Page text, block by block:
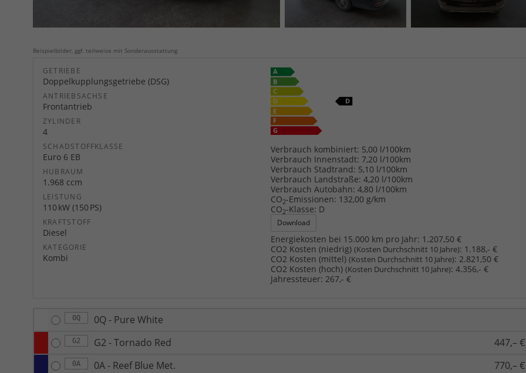
Beispielbilder, ggf. teilweise mit Sonderausstattung
GETRIEBE
Doppelkupplungsgetriebe (DSG)
ANTRIEBSACHSE
Frontantrieb
ZYLINDER
4
SCHADSTOFFKLASSE
Euro 6 EB
HUBRAUM
1.968 ccm
LEISTUNG
110 kW (150 PS)
KRAFTSTOFF
Diesel
KATEGORIE
Kombi
Verbrauch kombiniert: 5,00 l/100km
Verbrauch Innenstadt: 7,20 l/100km
Verbrauch Stadtrand: 5,10 l/100km
Verbrauch Landstraße: 4,20 l/100km
Verbrauch Autobahn: 4,80 l/100km
CO2-Emissionen: 132,00 g/km
CO2-Klasse: D
Download
Energiekosten bei 15.000 km pro Jahr: 1.207,50 €
CO2 Kosten (niedrig) (Kosten Durchschnitt 10 Jahre): 1.188,- €
CO2 Kosten (mittel) (Kosten Durchschnitt 10 Jahre): 2.821,50 €
CO2 Kosten (hoch) (Kosten Durchschnitt 10 Jahre): 4.356,- €
Jahressteuer: 267,- €
0Q 0Q - Pure White
G2 G2 - Tornado Red 447,– €
0A 0A - Reef Blue Met. 770,– €